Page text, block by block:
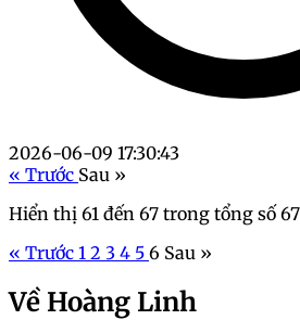
2026-06-09 17:30:43
« Trước Sau »
Hiển thị 61 đến 67 trong tổng số 67
« Trước 1 2 3 4 5 6 Sau »
Về Hoàng Linh